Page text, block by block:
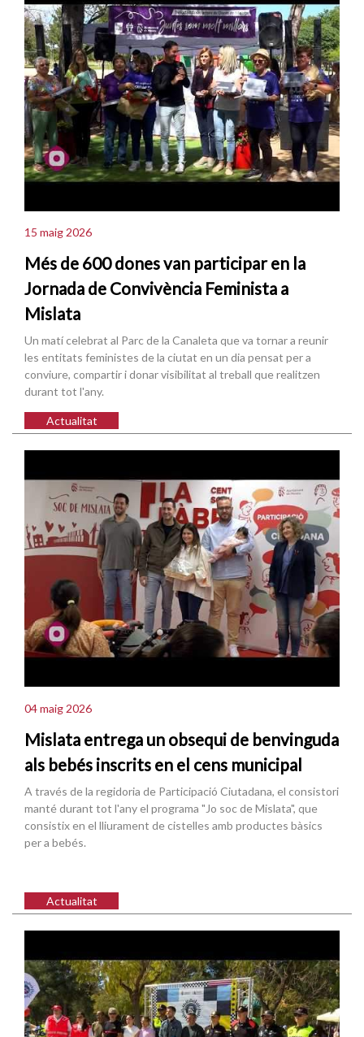
15 maig 2026
Més de 600 dones van participar en la
Jornada de Convivència Feminista a
Mislata
Un matí celebrat al Parc de la Canaleta que va tornar a reunir
les entitats feministes de la ciutat en un dia pensat per a
conviure, compartir i donar visibilitat al treball que realitzen
durant tot l'any.
Actualitat
04 maig 2026
Mislata entrega un obsequi de benvinguda
als bebés inscrits en el cens municipal
A través de la regidoria de Participació Ciutadana, el consistori
manté durant tot l'any el programa "Jo soc de Mislata", que
consistix en el lliurament de cistelles amb productes bàsics
per a bebés.
Actualitat